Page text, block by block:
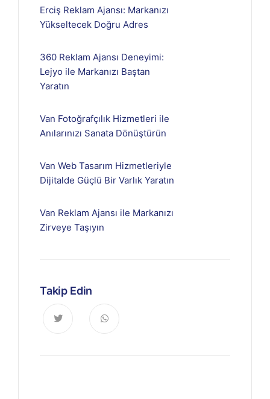
Erciş Reklam Ajansı: Markanızı
Yükseltecek Doğru Adres
360 Reklam Ajansı Deneyimi:
Lejyo ile Markanızı Baştan
Yaratın
Van Fotoğrafçılık Hizmetleri ile
Anılarınızı Sanata Dönüştürün
Van Web Tasarım Hizmetleriyle
Dijitalde Güçlü Bir Varlık Yaratın
Van Reklam Ajansı ile Markanızı
Zirveye Taşıyın
Takip Edin